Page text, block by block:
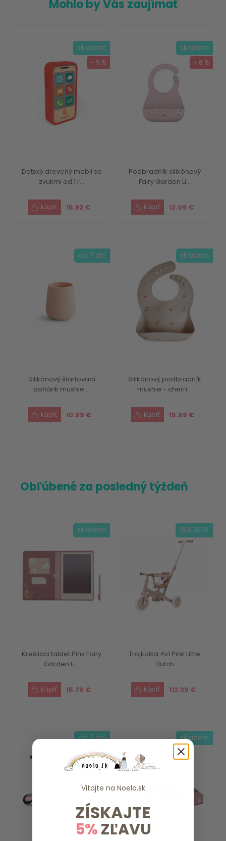
Mohlo by Vás zaujímať
Detský drevený mobil so
zvukmi od 1 r...
15.82 €
skladom
- 9 %
Podbradník silikónový
Fairy Garden Li...
12.09 €
skladom
- 8 %
Silikónový štartovací
pohárik mushie ...
10.99 €
do 7 dní
Silikónový podbradník
mushie - cherri...
15.99 €
skladom
Obľúbené za posledný týždeň
Kresliaci tablet Pink Fairy
Garden Li...
15.79 €
skladom
Trojkolka 4v1 Pink Little
Dutch
112.39 €
15.8.2026
do 7 dní skladom
Vitajte na Noelo.sk
ZÍSKAJTE
5%ZĽAVU